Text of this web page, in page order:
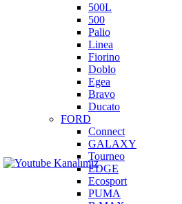
500L
500
Palio
Linea
Fiorino
Doblo
Egea
Bravo
Ducato
FORD
Connect
GALAXY
Tourneo
EDGE
Ecosport
PUMA